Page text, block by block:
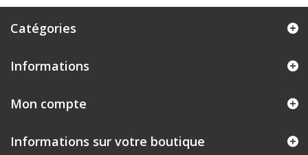
Catégories
Informations
Mon compte
Informations sur votre boutique